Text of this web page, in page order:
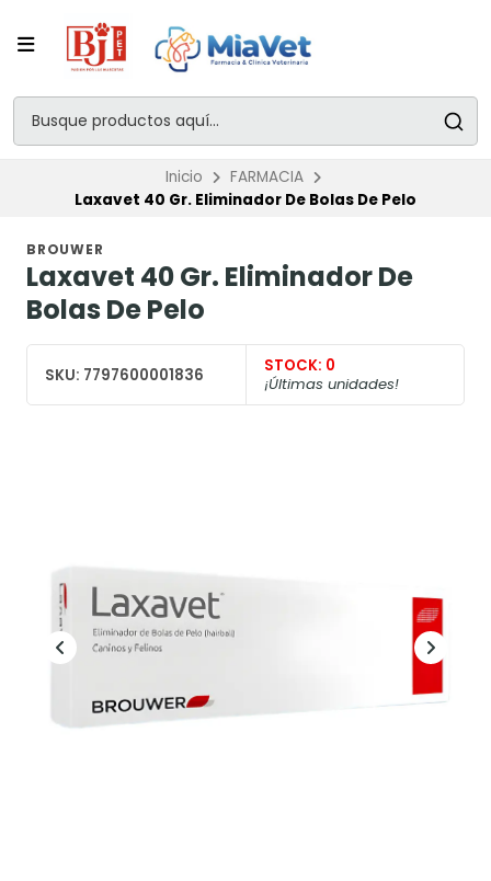
Inicio
FARMACIA
Laxavet 40 Gr. Eliminador De Bolas De Pelo
BROUWER
Laxavet 40 Gr. Eliminador De
Bolas De Pelo
SKU: 7797600001836 STOCK: 0
¡Últimas unidades!